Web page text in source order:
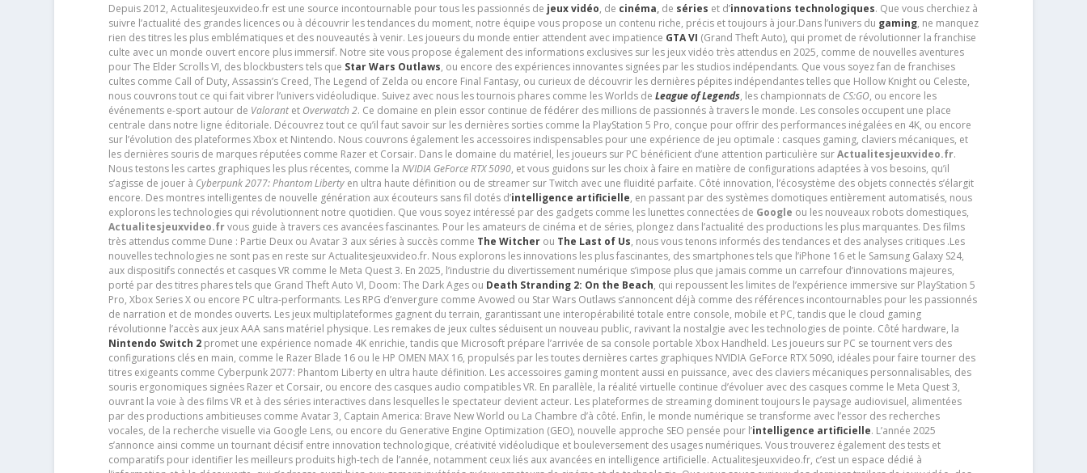
Depuis 2012, Actualitesjeuxvideo.fr est une source incontournable pour tous les passionnés de jeux vidéo, de cinéma,de séries et d’innovations technologiques. Que vous cherchiez à
suivre l’actualité des grandes licences ou à découvrir les tendances du moment, notre équipe vous propose un contenu riche, précis et toujours à jour.Dans l’univers du gaming, ne manquez
rien des titres les plus emblématiques et des nouveautés à venir. Les joueurs du monde entier attendent avec impatience GTA VI (Grand Theft Auto), qui promet de révolutionner la franchise
culte avec un monde ouvert encore plus immersif. Notre site vous propose également des informations exclusives sur les jeux vidéo très attendus en 2025, comme de nouvelles aventures
pour The Elder Scrolls VI, des blockbusters tels que Star Wars Outlaws, ou encore des expériences innovantes signées par les studios indépendants. Que vous soyez fan de franchises
cultes comme Call of Duty, Assassin’s Creed, The Legend of Zelda ou encore Final Fantasy, ou curieux de découvrir les dernières pépites indépendantes telles que Hollow Knight ou Celeste,
nous couvrons tout ce qui fait vibrer l’univers vidéoludique. Suivez avec nous les tournois phares comme les Worlds de League of Legends, les championnats de CS:GO, ou encore les
événements e-sport autour de Valorantet Overwatch 2. Ce domaine en plein essor continue de fédérer des millions de passionnés à travers le monde. Les consoles occupent une place
centrale dans notre ligne éditoriale. Découvrez tout ce qu’il faut savoir sur les dernières sorties comme la PlayStation 5 Pro, conçue pour offrir des performances inégalées en 4K, ou encore
sur l’évolution des plateformes Xbox et Nintendo. Nous couvrons également les accessoires indispensables pour une expérience de jeu optimale : casques gaming, claviers mécaniques, et
les dernières souris de marques réputées comme Razer et Corsair. Dans le domaine du matériel, les joueurs sur PC bénéficient d’une attention particulière surActualitesjeuxvideo.fr.
Nous testons les cartes graphiques les plus récentes, comme la NVIDIA GeForce RTX 5090, et vous guidons sur les choix à faire en matière de configurations adaptées à vos besoins, qu’il
s’agisse de jouer à Cyberpunk 2077: Phantom Libertyen ultra haute définition ou de streamer sur Twitch avec une fluidité parfaite. Côté innovation, l’écosystème des objets connectés s’élargit
encore. Des montres intelligentes de nouvelle génération aux écouteurs sans fil dotés d’intelligence artificielle, en passant par des systèmes domotiques entièrement automatisés, nous
explorons les technologies qui révolutionnent notre quotidien. Que vous soyez intéressé par des gadgets comme les lunettes connectées de Google ou les nouveaux robots domestiques,
Actualitesjeuxvideo.frvous guide à travers ces avancées fascinantes. Pour les amateurs de cinéma et de séries, plongez dans l’actualité des productions les plus marquantes. Des films
très attendus comme Dune : Partie Deux ou Avatar 3 aux séries à succès comme The Witcherou The Last of Us, nous vous tenons informés des tendances et des analyses critiques .Les
nouvelles technologies ne sont pas en reste sur Actualitesjeuxvideo.fr. Nous explorons les innovations les plus fascinantes, des smartphones tels que l’iPhone 16 et le Samsung Galaxy S24,
aux dispositifs connectés et casques VR comme le Meta Quest 3. En 2025, l’industrie du divertissement numérique s’impose plus que jamais comme un carrefour d’innovations majeures,
porté par des titres phares tels que Grand Theft Auto VI, Doom: The Dark Ages ou Death Stranding 2: On the Beach, qui repoussent les limites de l’expérience immersive sur PlayStation 5
Pro, Xbox Series X ou encore PC ultra-performants. Les RPG d’envergure comme Avowed ou Star Wars Outlaws s’annoncent déjà comme des références incontournables pour les passionnés
de narration et de mondes ouverts. Les jeux multiplateformes gagnent du terrain, garantissant une interopérabilité totale entre console, mobile et PC, tandis que le cloud gaming
révolutionne l’accès aux jeux AAA sans matériel physique. Les remakes de jeux cultes séduisent un nouveau public, ravivant la nostalgie avec les technologies de pointe. Côté hardware, la
Nintendo Switch 2promet une expérience nomade 4K enrichie, tandis que Microsoft prépare l’arrivée de sa console portable Xbox Handheld. Les joueurs sur PC se tournent vers des
configurations clés en main, comme le Razer Blade 16 ou le HP OMEN MAX 16, propulsés par les toutes dernières cartes graphiques NVIDIA GeForce RTX 5090, idéales pour faire tourner des
titres exigeants comme Cyberpunk 2077: Phantom Liberty en ultra haute définition. Les accessoires gaming montent aussi en puissance, avec des claviers mécaniques personnalisables, des
souris ergonomiques signées Razer et Corsair, ou encore des casques audio compatibles VR. En parallèle, la réalité virtuelle continue d’évoluer avec des casques comme le Meta Quest 3,
ouvrant la voie à des films VR et à des séries interactives dans lesquelles le spectateur devient acteur. Les plateformes de streaming dominent toujours le paysage audiovisuel, alimentées
par des productions ambitieuses comme Avatar 3, Captain America: Brave New World ou La Chambre d’à côté. Enfin, le monde numérique se transforme avec l’essor des recherches
vocales, de la recherche visuelle via Google Lens, ou encore du Generative Engine Optimization (GEO), nouvelle approche SEO pensée pour l’intelligence artificielle. L’année 2025
s’annonce ainsi comme un tournant décisif entre innovation technologique, créativité vidéoludique et bouleversement des usages numériques. Vous trouverez également des tests et
comparatifs pour identifier les meilleurs produits high-tech de l’année, notamment ceux liés aux avancées en intelligence artificielle. Actualitesjeuxvideo.fr, c’est un espace dédié à